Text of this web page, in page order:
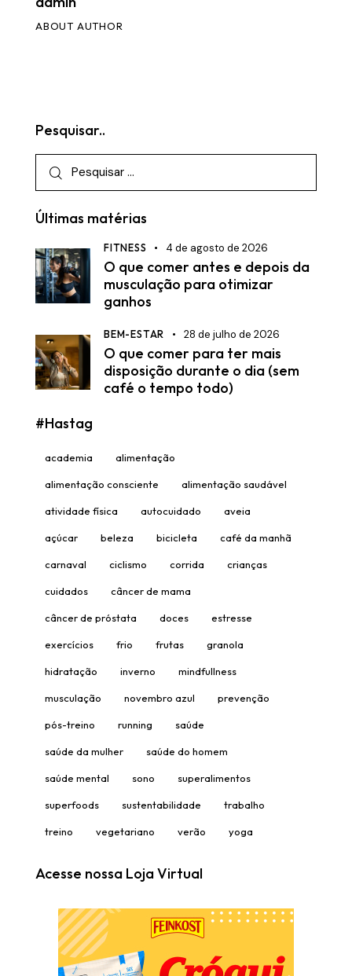
ABOUT AUTHOR
Pesquisar..
Últimas matérias
FITNESS 4 de agosto de 2026
O que comer antes e depois da
musculação para otimizar
ganhos
BEM-ESTAR 28 de julho de 2026
O que comer para ter mais
disposição durante o dia (sem
café o tempo todo)
#Hastag
academia alimentação
alimentação consciente alimentação saudável
atividade física autocuidado aveia
açúcar beleza bicicleta café da manhã
carnaval ciclismo corrida crianças
cuidados câncer de mama
câncer de próstata doces estresse
exercícios frio frutas granola
hidratação inverno mindfullness
musculação novembro azul prevenção
pós-treino running saúde
saúde da mulher saúde do homem
saúde mental sono superalimentos
superfoods sustentabilidade trabalho
treino vegetariano verão yoga
Acesse nossa Loja Virtual